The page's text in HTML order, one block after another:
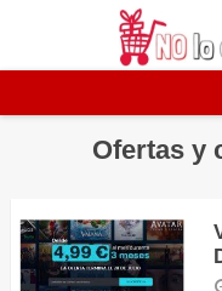
Ofertas y